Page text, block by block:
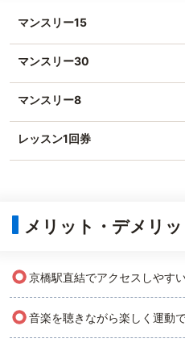
マンスリー15
マンスリー30
マンスリー8
レッスン1回券
メリット・デメリッ
○京橋駅直結でアクセスしやす
○音楽を聴きながら楽しく運動